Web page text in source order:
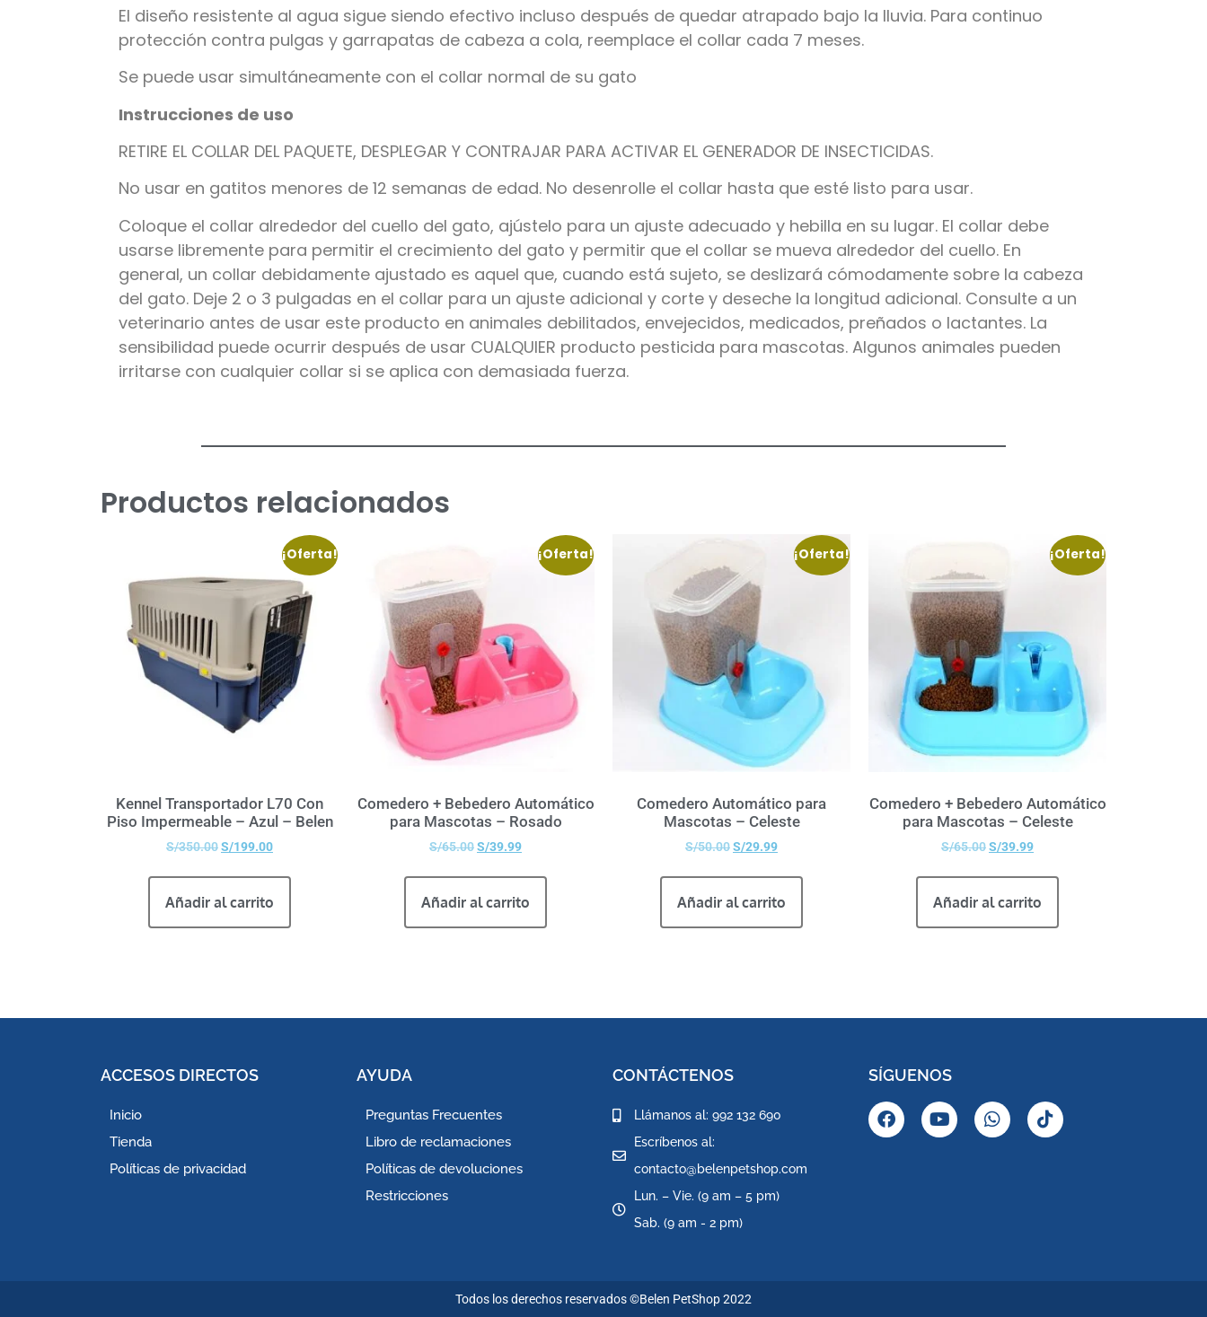
El diseño resistente al agua sigue siendo efectivo incluso después de quedar atrapado bajo la lluvia. Para continuo
protección contra pulgas y garrapatas de cabeza a cola, reemplace el collar cada 7 meses.
Se puede usar simultáneamente con el collar normal de su gato
Instrucciones de uso
RETIRE EL COLLAR DEL PAQUETE, DESPLEGAR Y CONTRAJAR PARA ACTIVAR EL GENERADOR DE INSECTICIDAS.
No usar en gatitos menores de 12 semanas de edad. No desenrolle el collar hasta que esté listo para usar.
Coloque el collar alrededor del cuello del gato, ajústelo para un ajuste adecuado y hebilla en su lugar. El collar debe
usarse libremente para permitir el crecimiento del gato y permitir que el collar se mueva alrededor del cuello. En
general, un collar debidamente ajustado es aquel que, cuando está sujeto, se deslizará cómodamente sobre la cabeza
del gato. Deje 2 o 3 pulgadas en el collar para un ajuste adicional y corte y deseche la longitud adicional. Consulte a un
veterinario antes de usar este producto en animales debilitados, envejecidos, medicados, preñados o lactantes. La
sensibilidad puede ocurrir después de usar CUALQUIER producto pesticida para mascotas. Algunos animales pueden
irritarse con cualquier collar si se aplica con demasiada fuerza.
Productos relacionados
¡Oferta!
Kennel Transportador L70 Con
Piso Impermeable – Azul – Belen
S/350.00S/199.00
Añadir al carrito
¡Oferta!
Comedero + Bebedero Automático
para Mascotas – Rosado
S/65.00S/39.99
Añadir al carrito
¡Oferta!
Comedero Automático para
Mascotas – Celeste
S/50.00S/29.99
Añadir al carrito
¡Oferta!
Comedero + Bebedero Automático
para Mascotas – Celeste
S/65.00S/39.99
Añadir al carrito
ACCESOS DIRECTOS
Inicio
Tienda
Políticas de privacidad
AYUDA
Preguntas Frecuentes
Libro de reclamaciones
Políticas de devoluciones
Restricciones
CONTÁCTENOS
Llámanos al: 992 132 690
Escríbenos al:
contacto@belenpetshop.com
Lun. – Vie. (9 am – 5 pm)
Sab. (9 am - 2 pm)
SÍGUENOS
Todos los derechos reservados ©Belen PetShop 2022